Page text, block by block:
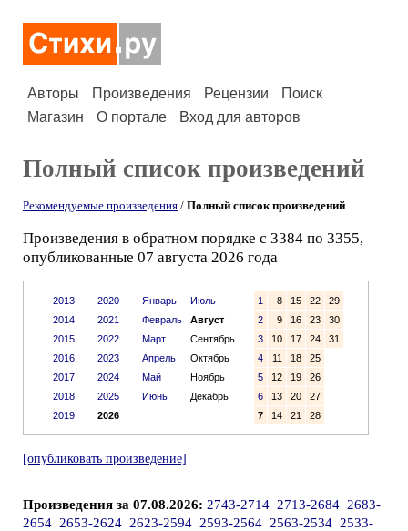
Авторы Произведения Рецензии
Поиск
Магазин
О портале Вход для авторов
Полный список произведений
Рекомендуемые произведения / Полный список произведений
Произведения в обратном порядке с 3384 по 3355,
опубликованные 07 августа 2026 года
2013
2014
2015
2016
2017
2018
2019
2020
2021
2022
2023
2024
2025
2026
Январь
Июль
Февраль
Август
Март
Сентябрь
Апрель
Октябрь
Май
Ноябрь
Июнь
Декабрь
1 8 15 22
29
2
9 16 23
30
3
10 17 24
31
4
11 18
25
5
12 19
26
6
13 20
27
7
14 21 28
[опубликовать произведение]
Произведения за 07.08.2026: 2743-2714 2713-2684 2683-
2654 2653-2624 2623-2594 2593-2564 2563-2534 2533-